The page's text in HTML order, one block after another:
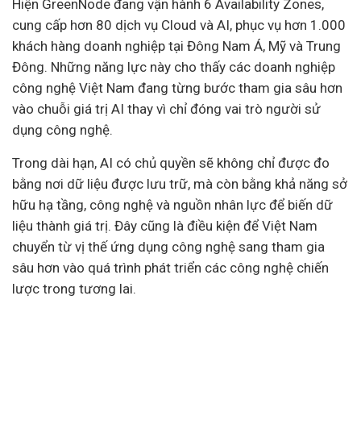
Hiện GreenNode đang vận hành 6 Availability Zones,
cung cấp hơn 80 dịch vụ Cloud và AI, phục vụ hơn 1.000
khách hàng doanh nghiệp tại Đông Nam Á, Mỹ và Trung
Đông. Những năng lực này cho thấy các doanh nghiệp
công nghệ Việt Nam đang từng bước tham gia sâu hơn
vào chuỗi giá trị AI thay vì chỉ đóng vai trò người sử
dụng công nghệ.
Trong dài hạn, AI có chủ quyền sẽ không chỉ được đo
bằng nơi dữ liệu được lưu trữ, mà còn bằng khả năng sở
hữu hạ tầng, công nghệ và nguồn nhân lực để biến dữ
liệu thành giá trị. Đây cũng là điều kiện để Việt Nam
chuyển từ vị thế ứng dụng công nghệ sang tham gia
sâu hơn vào quá trình phát triển các công nghệ chiến
lược trong tương lai.